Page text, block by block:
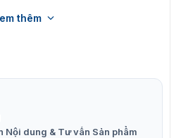
cửa ZKTeco Horus E2-B (có pin lưu
bật của thiết bị kiểm
B
di động
thêm
Nội dung & Tư vấn Sản phẩm